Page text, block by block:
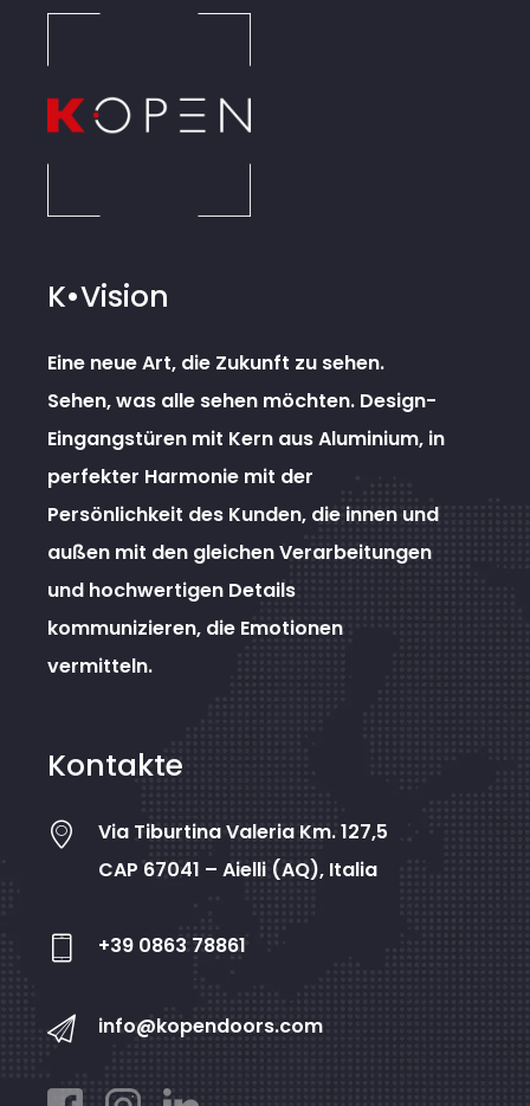
K•Vision
Eine neue Art, die Zukunft zu sehen.
Sehen, was alle sehen möchten. Design-
Eingangstüren mit Kern aus Aluminium, in
perfekter Harmonie mit der
Persönlichkeit des Kunden, die innen und
außen mit den gleichen Verarbeitungen
und hochwertigen Details
kommunizieren, die Emotionen
vermitteln.
Kontakte
Via Tiburtina Valeria Km. 127,5
CAP 67041 – Aielli (AQ), Italia
+39 0863 78861
info@kopendoors.com